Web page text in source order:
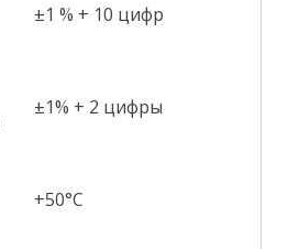
±1 % + 10 цифр
±1% + 2 цифры
+50°С